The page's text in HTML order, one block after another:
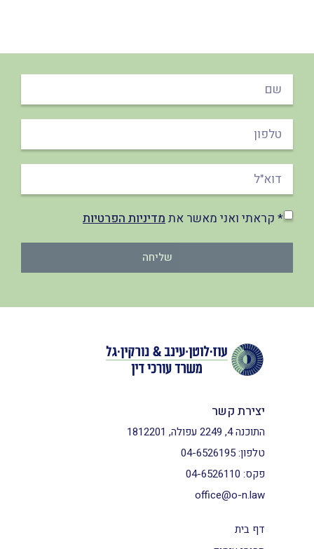
* קראתי ואני מאשר אתמדיניות הפרטיות
שליחה
דף בית
יצירת קשר
התוכנה 4, 2249 עפולה, 1812201
טלפון:04-6526195
פקס: 04-6526110
office@o-n.law